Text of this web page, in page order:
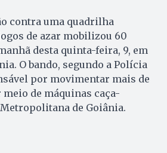
contra uma quadrilha
de azar mobilizou 60
desta quinta-feira, 9, em
O bando, segundo a Polícia
por movimentar mais de
de máquinas caça-
de Goiânia.